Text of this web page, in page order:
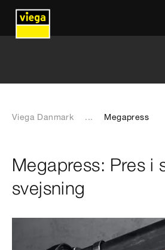
Viega Danmark ... Megapress
Megapress: Pres i
svejsning